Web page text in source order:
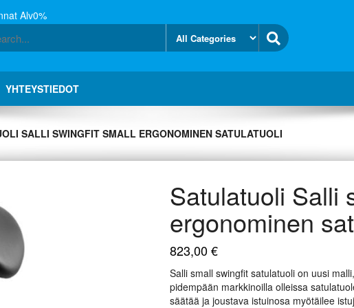
Alv0%
YHTEYSTIEDOT
SALLI SWINGFIT SMALL ERGONOMINEN SATULATUOLI
Satulatuoli Salli
ergonominen
823,00€
Salli small swingfit satulatuoli on uusi
pidempään markkinoilla olleissa
säätää ja joustava istuinosa myötäilee